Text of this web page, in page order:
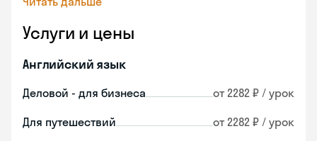
Услуги и цены
Английский язык
Деловой - для бизнеса от 2282 ₽ / урок
Для путешествий от 2282 ₽ / урок